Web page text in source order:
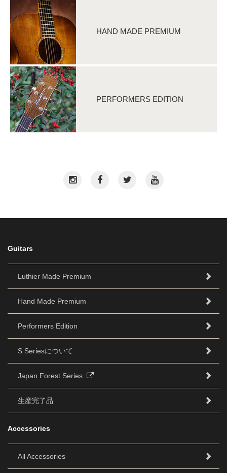
HAND MADE PREMIUM
PERFORMERS EDITION
Guitars
Luthier Made Premium
Hand Made Premium
Performers Edition
S Seriesについて
Japan Forest Series
生産完了品
Accessories
All Accessories